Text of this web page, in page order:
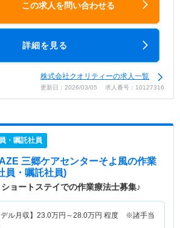
この求人を問い合わせる
詳細を見る
株式会社クオリティーの求人一覧
更新日：2026/03/05 求人番号：10127316
・嘱託社員
三郷ケアセンターそよ風の作業
員・嘱託社員)
ショートステイでの作業療法士募集♪
デル月収】 23.0万円～28.0万円 程度 ※諸手当